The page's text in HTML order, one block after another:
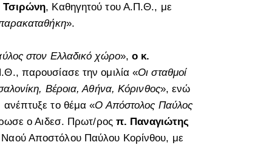
, Καθηγητού του Α.Π.Θ., με
».
στον Ελλαδικό χώρο»,ο κ.
παρουσίασε την ομιλία «Οι σταθμοί
Βέροια, Αθήνα, Κόρινθος», ενώ
το θέμα «Ο Απόστολος Παύλος
ο Αιδεσ. Πρωτ/ρος π. Παναγιώτης
Ναού Αποστόλου Παύλου Κορίνθου, με